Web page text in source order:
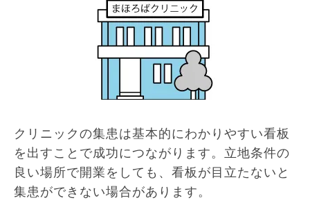
クリニックの集患は基本的にわかりやすい看板
を出すことで成功につながります。立地条件の
良い場所で開業をしても、看板が目立たないと
集患ができない場合があります。